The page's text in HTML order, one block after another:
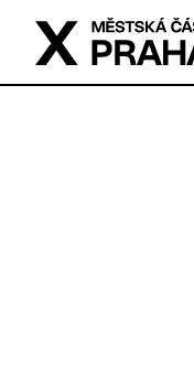
Přejít na hlavní